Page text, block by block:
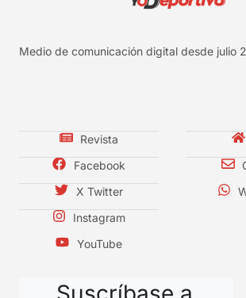
Medio de comunicación digital desde julio
Revista
Facebook
X Twitter
Instagram
YouTube